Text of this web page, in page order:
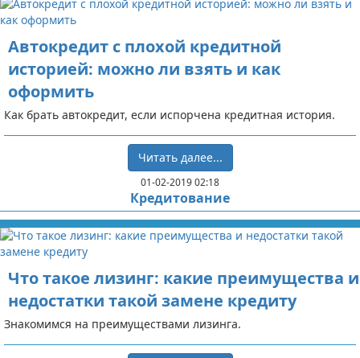
Автокредит с плохой кредитной
историей: можно ли взять и как
оформить
Как брать автокредит, если испорчена кредитная история.
Читать далее...
01-02-2019 02:18
Кредитование
Что такое лизинг: какие преимущества и
недостатки такой замене кредиту
Знакомимся на преимуществами лизинга.